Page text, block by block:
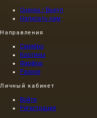
Оценка / Выкуп
Написать нам
Направления
Серебро
Картины
Фарфор
Разное
Личный кабинет
Войти
Регистрация